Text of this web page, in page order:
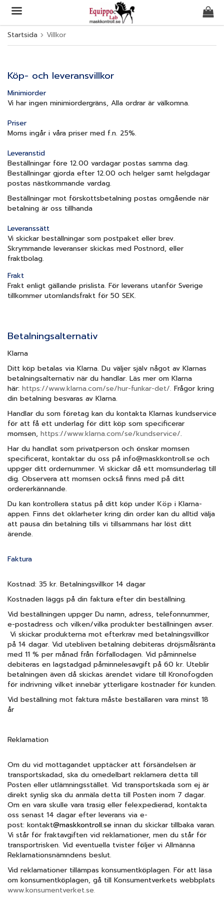
Produkten har blivit tillagd i varukorgen
Startsida Villkor
Köp- och leveransvillkor
Minimiorder
Vi har ingen minimiordergräns, Alla ordrar är välkomna.
Priser
Moms ingår i våra priser med f.n. 25%.
Leveranstid
Beställningar före 12.00 vardagar postas samma dag.
Beställningar gjorda efter 12.00 och helger samt helgdagar
postas nästkommande vardag.
Beställningar mot förskottsbetalning postas omgående när
betalning är oss tillhanda
Leveranssätt
Vi skickar beställningar som postpaket eller brev.
Skrymmande leveranser skickas med Postnord, eller
fraktbolag.
Frakt
Frakt enligt gällande prislista. För leverans utanför Sverige
tillkommer utomlandsfrakt för 50 SEK.
Betalningsalternativ
Klarna
Ditt köp betalas via Klarna. Du väljer själv något av Klarnas
betalningsalternativ när du handlar. Läs mer om Klarna
här: https://www.klarna.com/se/hur-funkar-det/. Frågor kring
din betalning besvaras av Klarna.
Handlar du som företag kan du kontakta Klarnas kundservice
för att få ett underlag för ditt köp som specificerar
momsen, https://www.klarna.com/se/kundservice/.
Har du handlat som privatperson och önskar momsen
specificerat, kontaktar du oss på info@maskkontroll.se och
uppger ditt ordernummer. Vi skickar då ett momsunderlag till
dig. Observera att momsen också finns med på ditt
ordererkännande.
Du kan kontrollera status på ditt köp under Köp i Klarna-
appen. Finns det oklarheter kring din order kan du alltid välja
att pausa din betalning tills vi tillsammans har löst ditt
ärende.
Faktura
Kostnad: 35 kr. Betalningsvillkor 14 dagar
Kostnaden läggs på din faktura efter din beställning.
Vid beställningen uppger Du namn, adress, telefonnummer,
e-postadress och vilken/vilka produkter beställningen avser.
Vi skickar produkterna mot efterkrav med betalningsvillkor
på 14 dagar. Vid utebliven betalning debiteras dröjsmålsränta
med 11 % per månad från förfallodagen. Vid påminnelse
debiteras en lagstadgad påminnelesavgift på 60 kr. Uteblir
betalningen även då skickas ärendet vidare till Kronofogden
för indrivning vilket innebär ytterligare kostnader för kunden.
Vid beställning mot faktura måste beställaren vara minst 18
år
Reklamation
Om du vid mottagandet upptäcker att försändelsen är
transportskadad, ska du omedelbart reklamera detta till
Posten eller utlämningsstället. Vid transportskada som ej är
direkt synlig ska du anmäla detta till Posten inom 7 dagar.
Om en vara skulle vara trasig eller felexpedierad, kontakta
oss senast 14 dagar efter leverans via e-
post: kontakt@maskkontroll.se innan du skickar tillbaka varan.
Vi står för fraktavgiften vid reklamationer, men du står för
transportrisken. Vid eventuella tvister följer vi Allmänna
Reklamationsnämndens beslut.
Vid reklamationer tillämpas konsumentköplagen. För att läsa
om konsumentköplagen, gå till Konsumentverkets webbplats
www.konsumentverket.se.